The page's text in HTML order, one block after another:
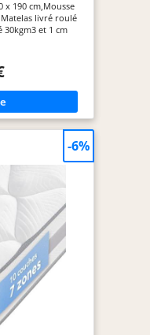
x 190 cm,Mousse
livré roulé
30kgm3 et 1 cm
bandes 3D tout le
formes de votre
la pression
grande sensation
posture de
totale
pour obtenir une
Matelas
: La housse
permet au
la chaleur et
anti-bactérien,
Certifications et
du matelas et des
nous
réglementé dans
de
et sécurité:
Système
Si vous n'êtes pas
n'hésitez
un retour et un
72h pour laisser
vous plaît noter:
-6%